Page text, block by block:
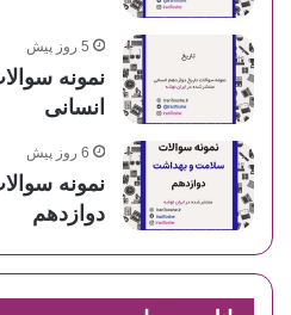
5 روز پیش
نمونه
انسانی
6 روز پیش
نمونه
دوازدهم